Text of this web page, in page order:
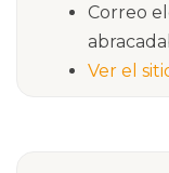
Correo
Ver el